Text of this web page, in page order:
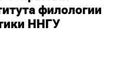
филологии
ННГУ